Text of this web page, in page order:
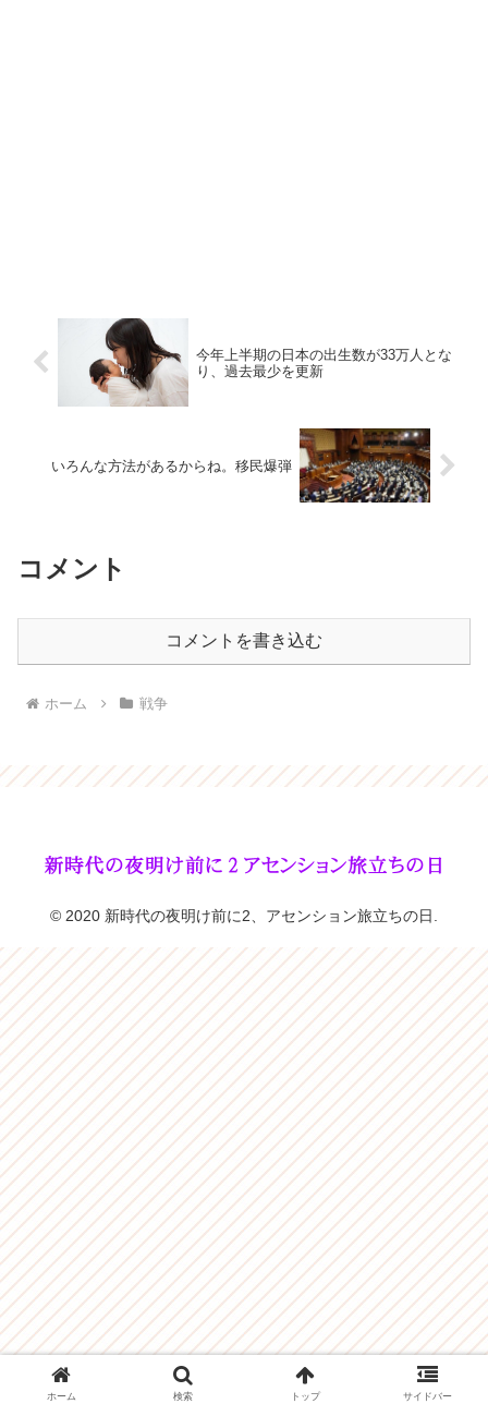
今年上半期の日本の出生数が33万人とな
り、過去最少を更新
いろんな方法があるからね。移民爆弾
コメント
コメントを書き込む
ホーム 戦争
© 2020 新時代の夜明け前に2、アセンション旅立ちの日.
ホーム 検索 トップ サイドバー